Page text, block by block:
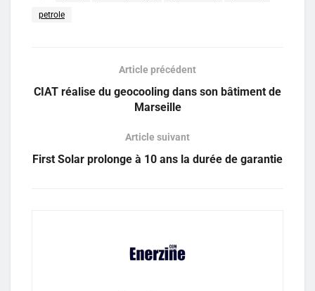
petrole
Article précédent
CIAT réalise du geocooling dans son bâtiment de
Marseille
Article suivant
First Solar prolonge à 10 ans la durée de garantie